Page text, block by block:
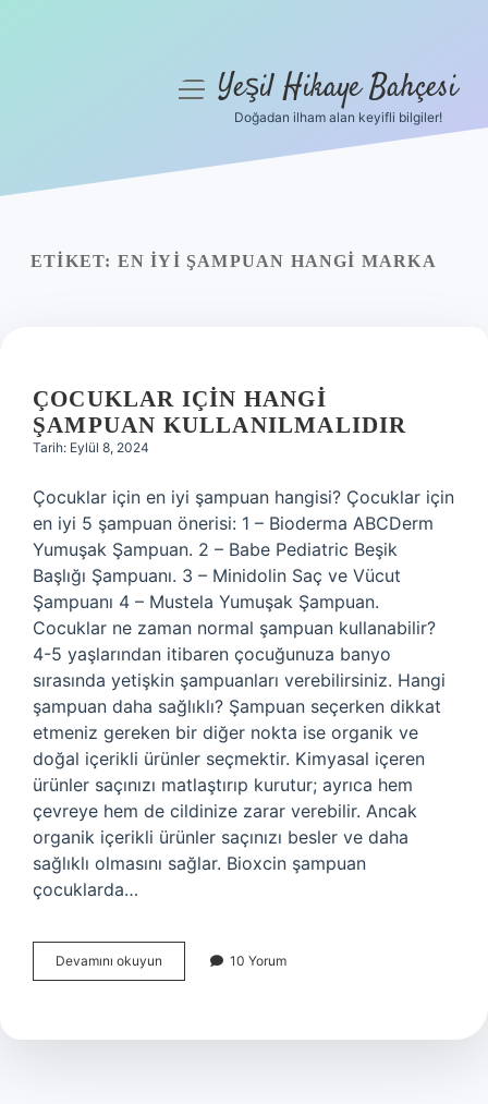
Yasal Uyarı
menüyüYeşil Hikaye Bahçesi
Doğadan ilham alan keyifli bilgiler!
ETIKET: EN IYI ŞAMPUAN HANGI MARKA
ÇOCUKLAR IÇIN HANGI
ŞAMPUAN KULLANILMALIDIR
Tarih: Eylül 8, 2024
Çocuklar için en iyi şampuan hangisi? Çocuklar için
en iyi 5 şampuan önerisi: 1 – Bioderma ABCDerm
Yumuşak Şampuan. 2 – Babe Pediatric Beşik
Başlığı Şampuanı. 3 – Minidolin Saç ve Vücut
Şampuanı 4 – Mustela Yumuşak Şampuan.
Cocuklar ne zaman normal şampuan kullanabilir?
4-5 yaşlarından itibaren çocuğunuza banyo
sırasında yetişkin şampuanları verebilirsiniz. Hangi
şampuan daha sağlıklı? Şampuan seçerken dikkat
etmeniz gereken bir diğer nokta ise organik ve
doğal içerikli ürünler seçmektir. Kimyasal içeren
ürünler saçınızı matlaştırıp kurutur; ayrıca hem
çevreye hem de cildinize zarar verebilir. Ancak
organik içerikli ürünler saçınızı besler ve daha
sağlıklı olmasını sağlar. Bioxcin şampuan
çocuklarda…
Devamını okuyun Çocuklar
Için
Kullanılmalıdır
10 Yorum